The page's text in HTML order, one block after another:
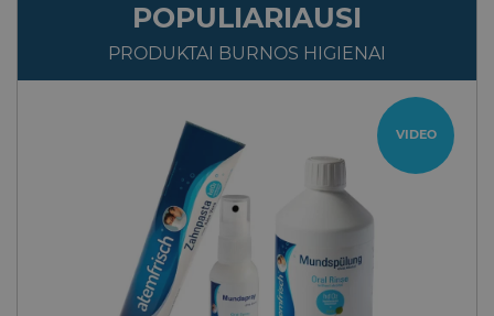
POPULIARIAUSI
PRODUKTAI BURNOS HIGIENAI
VIDEO